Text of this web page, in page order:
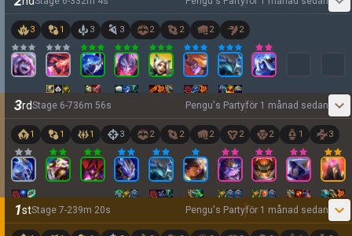
3 1 3 3 2 2 2 2
3rdStage 6-736m 56s Pengu's Partyför 1 månad sedan
1 1 1 3 2 2 2 2 2 1 3
1stStage 7-239m 20s Pengu's Partyför 1 månad sedan